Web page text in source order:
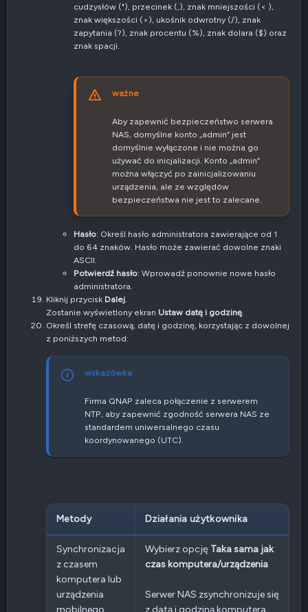
cudzysłów ("), przecinek (,), znak mniejszości (< ),
znak większości (>), ukośnik odwrotny (/), znak
zapytania (?), znak procentu (%), znak dolara ($) oraz
znak spacji.
ważne
Aby zapewnić bezpieczeństwo serwera
NAS, domyślne konto „admin” jest
domyślnie wyłączone i nie można go
używać do inicjalizacji. Konto „admin”
można włączyć po zainicjalizowaniu
urządzenia, ale ze względów
bezpieczeństwa nie jest to zalecane.
Hasło: Określ hasło administratora zawierające od 1
do 64 znaków. Hasło może zawierać dowolne znaki
ASCII.
Potwierdź hasło: Wprowadź ponownie nowe hasło
administratora.
Kliknij przycisk Dalej.
Zostanie wyświetlony ekran Ustaw datę i godzinę.
Określ strefę czasową, datę i godzinę, korzystając z dowolnej
z poniższych metod:
wskazówka
Firma QNAP zaleca połączenie z serwerem
NTP, aby zapewnić zgodność serwera NAS ze
standardem uniwersalnego czasu
koordynowanego (UTC).
Metody Działania użytkownika
Synchronizacja
z czasem
komputera lub
urządzenia
Wybierz opcję Taka sama jak
czas komputera/urządzenia
Serwer NAS zsynchronizuje się